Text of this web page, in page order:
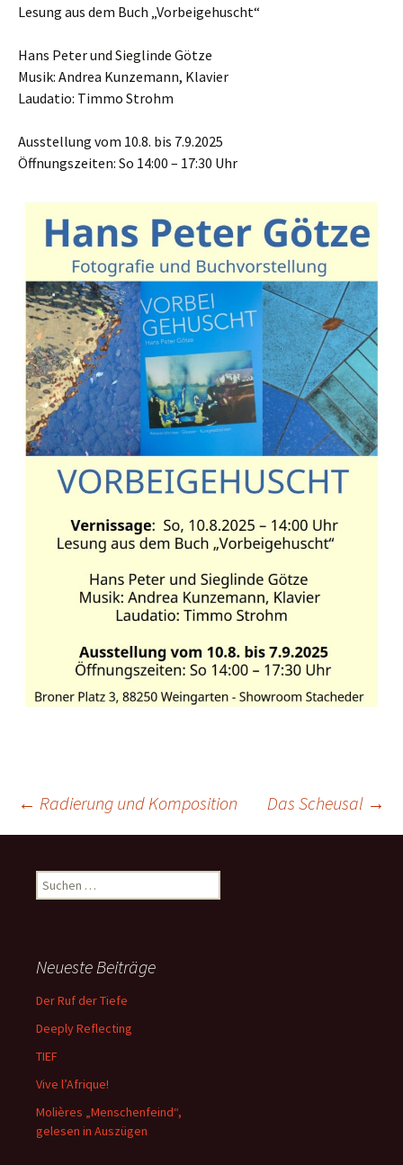
Lesung aus dem Buch „Vorbeigehuscht“
Hans Peter und Sieglinde Götze
Musik: Andrea Kunzemann, Klavier
Laudatio: Timmo Strohm
Ausstellung vom 10.8. bis 7.9.2025
Öffnungszeiten: So 14:00 – 17:30 Uhr
Beitrags-
Navigation
← Radierung und Komposition Das Scheusal →
Suchen
nach:
Neueste Beiträge
Der Ruf der Tiefe
Deeply Reflecting
TIEF
Vive l’Afrique!
Molières „Menschenfeind“,
gelesen in Auszügen